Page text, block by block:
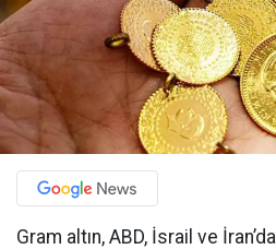
Gram altın, ABD, İsrail ve